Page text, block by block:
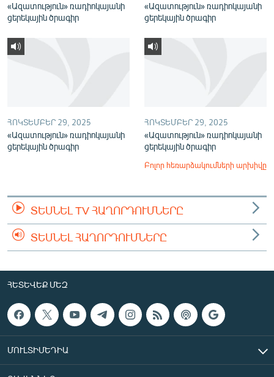
«Ազատություն» ռադիոկայանի
ցերեկային ծրագիր
«Ազատություն» ռադիոկայանի
ցերեկային ծրագիր
ՀՈԿՏԵՄԲԵՐ 29, 2025
«Ազատություն» ռադիոկայանի
ցերեկային ծրագիր
ՀՈԿՏԵՄԲԵՐ 29, 2025
«Ազատություն» ռադիոկայանի
ցերեկային ծրագիր
Բոլոր հեռարձակումների արխիվը
ՏԵՍՆԵԼ TV ՀԱՂՈՐԴՈՒՄՆԵՐԸ
ՏԵՍՆԵԼ ՀԱՂՈՐԴՈՒՄՆԵՐԸ
ՀԵՏԵՎԵՔ ՄԵԶ
ՄՈՒԼՏԻՄԵԴԻԱ